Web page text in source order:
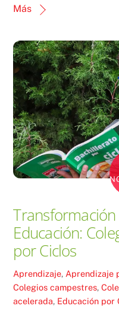
Más
Educación:
por Ciclos
Aprendizaje, Aprendizaje
Colegios campestres,
acelerada, Educación por